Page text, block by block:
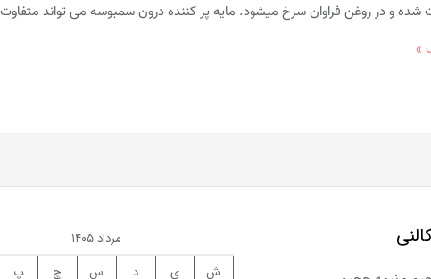
و در روغن فراوان سرخ می­شود. مایه پر کننده درون سمبوسه می تواند
»
مرداد ۱۴۰۵
ش
ی د س چ پ